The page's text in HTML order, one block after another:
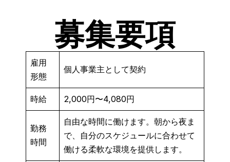
募集要項
雇用
形態
個人事業主として契約
時給 2,000円〜4,080円
勤務
時間
自由な時間に働けます。朝から夜ま
で、自分のスケジュールに合わせて
働ける柔軟な環境を提供します。